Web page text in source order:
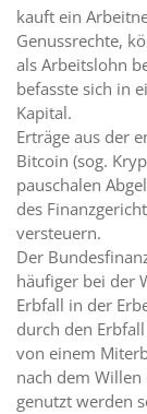
kauft ein
Genussrechte,
als Arbeitslohn
befasste sich in
Kapital.
Erträge aus der
Bitcoin (sog.
pauschalen
des
versteuern.
Der
häufiger bei der
Erbfall in der
durch den
von einem
nach dem Willen
genutzt werden